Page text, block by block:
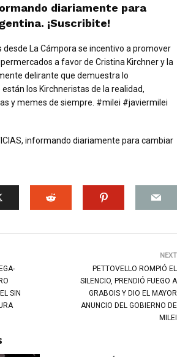
diariamente para
¡Suscribite!
desde La Cámpora se incentivo a promover
a favor de Cristina Kirchner y la
delirante que demuestra lo
los Kirchneristas de la realidad,
y memes de siempre. #milei #javiermilei
informando diariamente para cambiar
SIN
NEXT
PETTOVELLO ROMPIÓ EL
SILENCIO, PRENDIÓ FUEGO A
GRABOIS Y DIO EL MAYOR
ANUNCIO DEL GOBIERNO DE
MILEI